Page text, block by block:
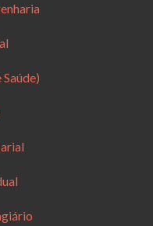
Saúde)